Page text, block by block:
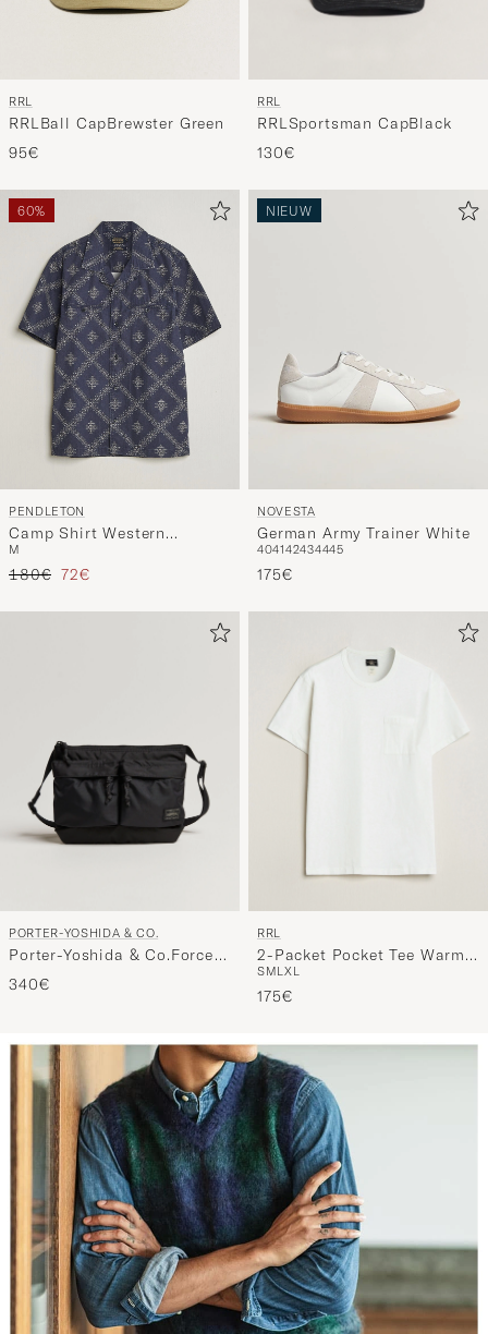
RRL
RRLBall CapBrewster Green
95€
RRL
RRLSportsman CapBlack
130€
60%
PENDLETON
Camp Shirt Western
Bandana
M
Reguliere prijs
180€ Verlaagd prijs
72€
NIEUW
NOVESTA
German Army Trainer White
404142434445
175€
PORTER-YOSHIDA & CO.
Porter-Yoshida & Co.Force
Small Shoulder BagBlack
340€
RRL
2-Packet Pocket Tee Warm
White
SMLXL
175€